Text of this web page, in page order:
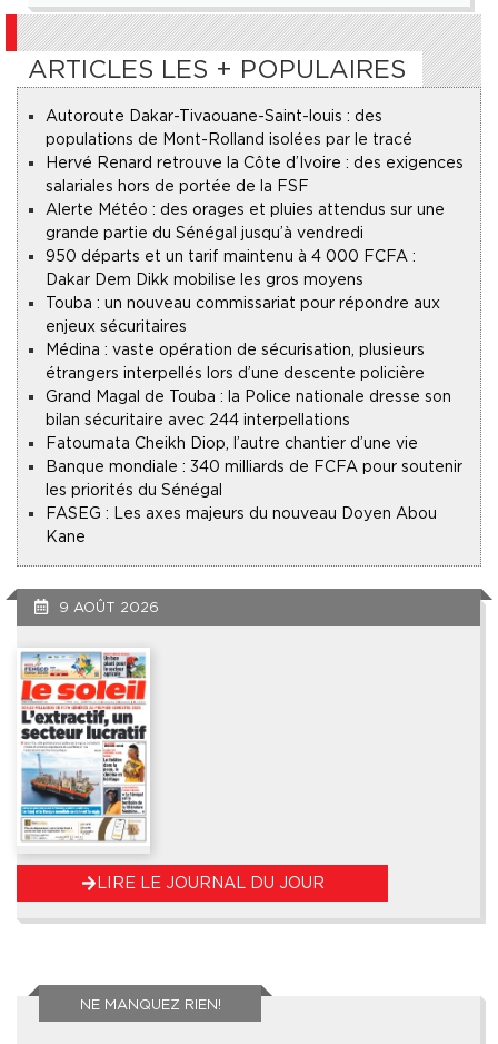
ARTICLES LES + POPULAIRES
Autoroute Dakar-Tivaouane-Saint-louis : des
populations de Mont-Rolland isolées par le tracé
Hervé Renard retrouve la Côte d’Ivoire : des exigences
salariales hors de portée de la FSF
Alerte Météo : des orages et pluies attendus sur une
grande partie du Sénégal jusqu’à vendredi
950 départs et un tarif maintenu à 4 000 FCFA :
Dakar Dem Dikk mobilise les gros moyens
Touba : un nouveau commissariat pour répondre aux
enjeux sécuritaires
Médina : vaste opération de sécurisation, plusieurs
étrangers interpellés lors d’une descente policière
Grand Magal de Touba : la Police nationale dresse son
bilan sécuritaire avec 244 interpellations
Fatoumata Cheikh Diop, l’autre chantier d’une vie
Banque mondiale : 340 milliards de FCFA pour soutenir
les priorités du Sénégal
FASEG : Les axes majeurs du nouveau Doyen Abou
Kane
9 AOÛT 2026
LIRE LE JOURNAL DU JOUR
NE MANQUEZ RIEN!